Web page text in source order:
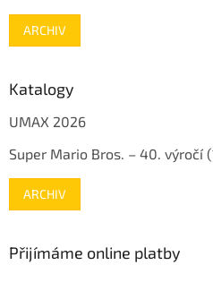
ARCHIV
Katalogy
UMAX 2026
Super Mario Bros. – 40. výročí
ARCHIV
Přijímáme online platby